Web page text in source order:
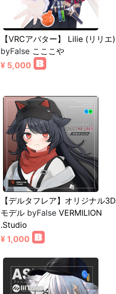
【VRCアバター】 Lilie (リリエ)
byFalse こここや
¥ 5,000
【デルタフレア】オリジナル3D
モデル byFalse VERMILION
.Studio
¥ 1,000